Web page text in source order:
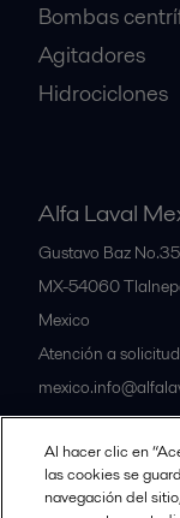
Bombas
Agitadores
Hidrociclones
Alfa Laval
Gustavo Baz
MX-54060
Mexico
Atención a
Nuestras
Al hacer clic en
las cookies se
navegación del